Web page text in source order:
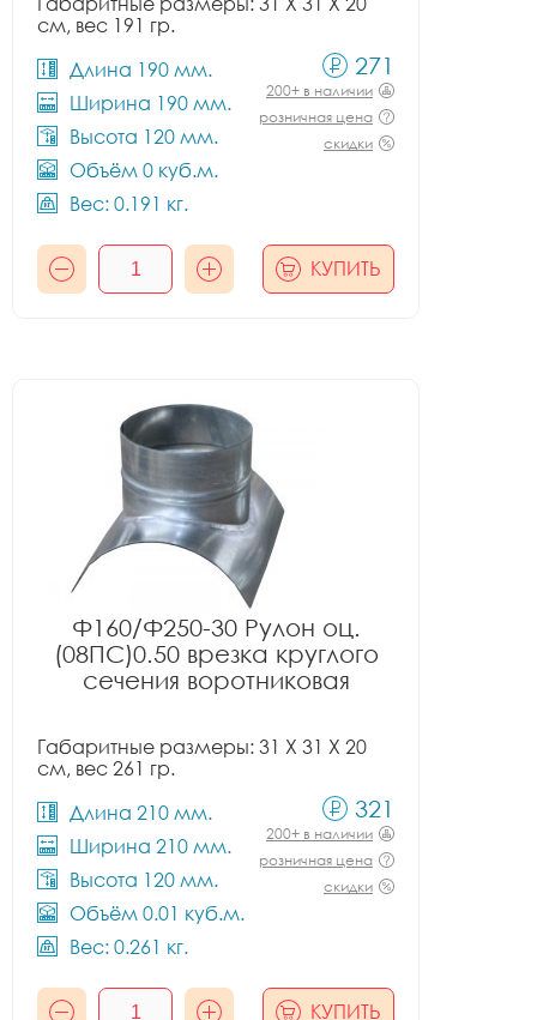
см, вес 191 гр.
Длина 190 мм.
Ширина 190 мм.
Высота 120 мм.
Объём 0 куб.м.
Вес: 0.191 кг.
271
200+ в наличии
розничная цена
скидки
КУПИТЬ
Ф160/Ф250-30 Рулон оц.
(08ПС)0.50 врезка круглого
сечения воротниковая
Габаритные размеры: 31 X 31 X 20
см, вес 261 гр.
Длина 210 мм.
Ширина 210 мм.
Высота 120 мм.
Объём 0.01 куб.м.
Вес: 0.261 кг.
321
200+ в наличии
розничная цена
скидки
КУПИТЬ